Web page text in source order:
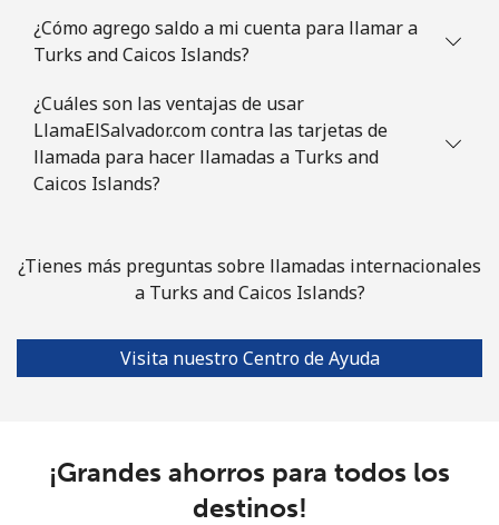
¿Cómo agrego saldo a mi cuenta para llamar a
Turks and Caicos Islands?
¿Cuáles son las ventajas de usar
LlamaElSalvador.com contra las tarjetas de
llamada para hacer llamadas a Turks and
Caicos Islands?
¿Tienes más preguntas sobre llamadas internacionales
a Turks and Caicos Islands?
Visita nuestro Centro de Ayuda
¡Grandes ahorros para todos los
destinos!